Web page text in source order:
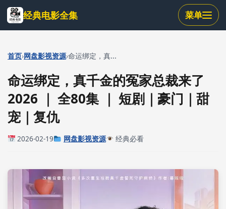
跳
到
主
内
经典电影全集 菜单
首页›网盘影视资源›命运绑定，真...
命运绑定，真千金的冤家总裁来了
2026 ｜ 全80集 ｜ 短剧｜豪门｜甜
宠｜复仇
2026-02-19 网盘影视资源 经典必看